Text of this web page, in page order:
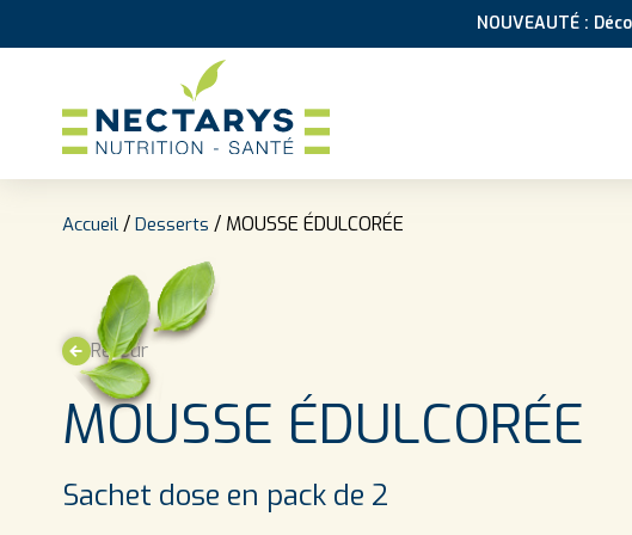
Aller au contenu
NOUVEAUTÉ :
Accueil / Desserts / MOUSSE ÉDULCORÉE
Retour
MOUSSE ÉDULCORÉE
Sachet dose en pack de 2